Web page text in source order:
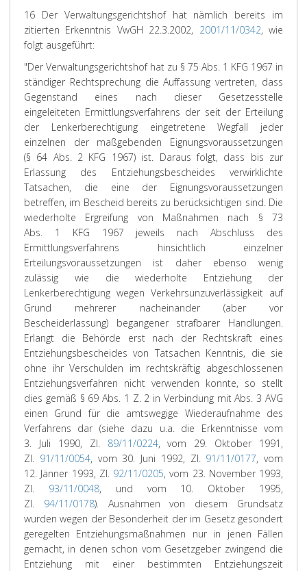
16 Der Verwaltungsgerichtshof hat nämlich bereits im
zitierten Erkenntnis VwGH 22.3.2002, 2001/11/0342, wie
folgt ausgeführt:
"Der Verwaltungsgerichtshof hat zu § 75 Abs. 1 KFG 1967 in
ständiger Rechtsprechung die Auffassung vertreten, dass
Gegenstand eines nach dieser Gesetzesstelle
eingeleiteten Ermittlungsverfahrens der seit der Erteilung
der Lenkerberechtigung eingetretene Wegfall jeder
einzelnen der maßgebenden Eignungsvoraussetzungen
(§ 64 Abs. 2 KFG 1967) ist. Daraus folgt, dass bis zur
Erlassung des Entziehungsbescheides verwirklichte
Tatsachen, die eine der Eignungsvoraussetzungen
betreffen, im Bescheid bereits zu berücksichtigen sind. Die
wiederholte Ergreifung von Maßnahmen nach § 73
Abs. 1 KFG 1967 jeweils nach Abschluss des
Ermittlungsverfahrens hinsichtlich einzelner
Erteilungsvoraussetzungen ist daher ebenso wenig
zulässig wie die wiederholte Entziehung der
Lenkerberechtigung wegen Verkehrsunzuverlässigkeit auf
Grund mehrerer nacheinander (aber vor
Bescheiderlassung) begangener strafbarer Handlungen.
Erlangt die Behörde erst nach der Rechtskraft eines
Entziehungsbescheides von Tatsachen Kenntnis, die sie
ohne ihr Verschulden im rechtskräftig abgeschlossenen
Entziehungsverfahren nicht verwenden konnte, so stellt
dies gemäß § 69 Abs. 1 Z. 2 in Verbindung mit Abs. 3 AVG
einen Grund für die amtswegige Wiederaufnahme des
Verfahrens dar (siehe dazu u.a. die Erkenntnisse vom
3. Juli 1990, Zl. 89/11/0224, vom 29. Oktober 1991,
Zl. 91/11/0054, vom 30. Juni 1992, Zl. 91/11/0177, vom
12. Jänner 1993, Zl. 92/11/0205, vom 23. November 1993,
Zl. 93/11/0048, und vom 10. Oktober 1995,
Zl. 94/11/0178). Ausnahmen von diesem Grundsatz
wurden wegen der Besonderheit der im Gesetz gesondert
geregelten Entziehungsmaßnahmen nur in jenen Fällen
gemacht, in denen schon vom Gesetzgeber zwingend die
Entziehung mit einer bestimmten Entziehungszeit